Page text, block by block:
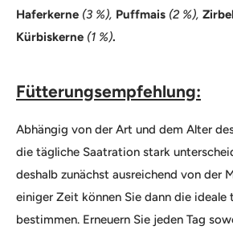
Haferkerne (3 %), Puffmais (2 %),
Kürbiskerne (1 %).
Fütterungsempfehlung:
Abhängig von der Art und dem Alter
die tägliche Saatration stark
deshalb zunächst ausreichend von der
einiger Zeit können Sie dann die ideale
bestimmen. Erneuern Sie jeden Tag